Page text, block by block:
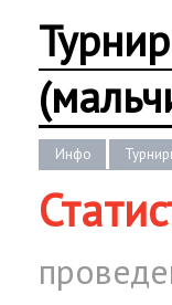
Инфо